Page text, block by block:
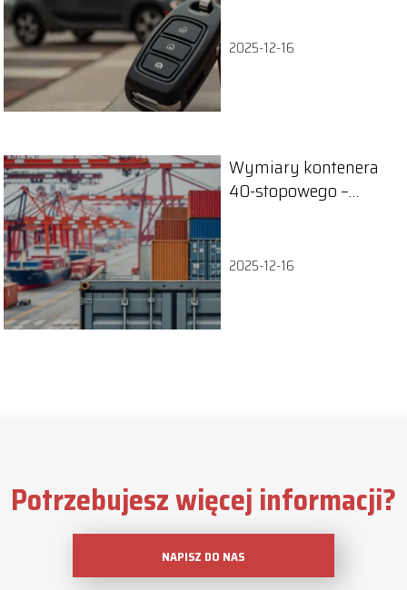
2025-12-16
Wymiary kontenera
40-stopowego –
2025-12-16
Potrzebujesz więcej informacji?
NAPISZ DO NAS